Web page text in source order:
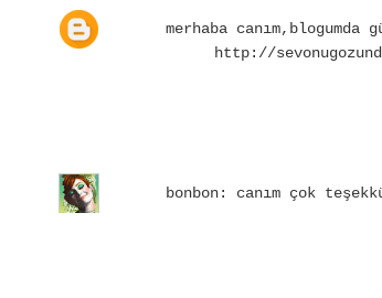
merhaba
http://
bonbon: canım çok